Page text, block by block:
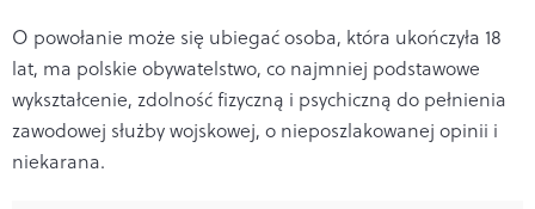
O powołanie może się ubiegać osoba, która ukończyła 18
lat, ma polskie obywatelstwo, co najmniej podstawowe
wykształcenie, zdolność fizyczną i psychiczną do pełnienia
zawodowej służby wojskowej, o nieposzlakowanej opinii i
niekarana.